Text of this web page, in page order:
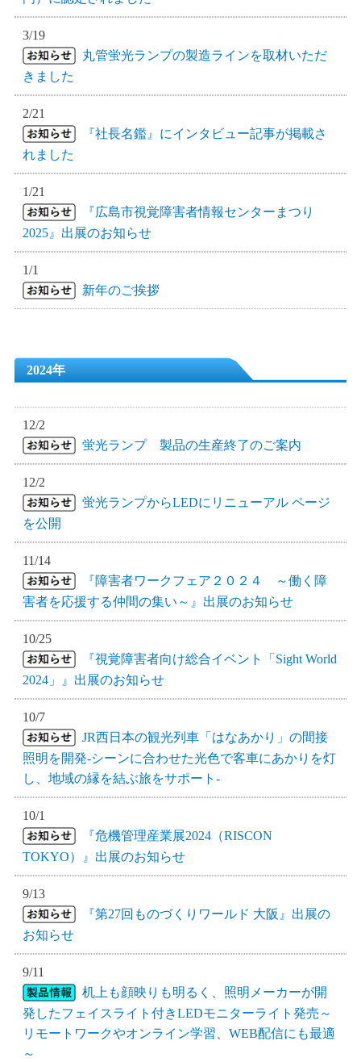
3/19
丸管蛍光ランプの製造ラインを取材いただ
きました
2/21
『社長名鑑』にインタビュー記事が掲載さ
れました
1/21
『広島市視覚障害者情報センターまつり
2025』出展のお知らせ
1/1
新年のご挨拶
2024年
12/2
蛍光ランプ 製品の生産終了のご案内
12/2
蛍光ランプからLEDにリニューアル ページ
を公開
11/14
『障害者ワークフェア２０２４ ～働く障
害者を応援する仲間の集い～』出展のお知らせ
10/25
『視覚障害者向け総合イベント「Sight World
2024」』出展のお知らせ
10/7
JR西日本の観光列車「はなあかり」の間接
照明を開発‐シーンに合わせた光色で客車にあかりを灯
し、地域の縁を結ぶ旅をサポート‐
10/1
『危機管理産業展2024（RISCON
TOKYO）』出展のお知らせ
9/13
『第27回ものづくりワールド 大阪』出展の
お知らせ
9/11
机上も顔映りも明るく、照明メーカーが開
発したフェイスライト付きLEDモニターライト発売～
リモートワークやオンライン学習、WEB配信にも最適
～